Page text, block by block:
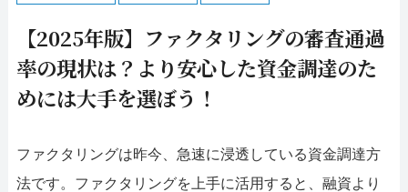
企業情報 お問い合わせ
名古屋支店HP 福岡支店HP
お問合せ
査定依頼
【2025年版】ファクタリングの審査通過
率の現状は？より安心した資金調達のた
めには大手を選ぼう！
ファクタリングは昨今、急速に浸透している資金調達方
法です。ファクタリングを上手に活用すると、融資より